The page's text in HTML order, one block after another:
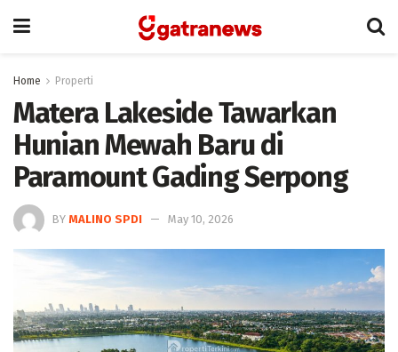
Home Properti
Matera Lakeside Tawarkan
Hunian Mewah Baru di
Paramount Gading Serpong
BY MALINO SPDI May 10, 2026